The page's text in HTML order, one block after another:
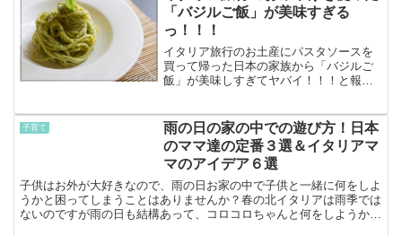
「バジルご飯」が美味すぎる
っ！！！
イタリア旅行のお土産にパスタソースを
買って帰った日本の家族から「バジルご
飯」が美味しすぎてヤバイ！！！と報告
でもらったり、買っても冷蔵庫で残って
しまいがちの「...
子育て
雨の日の家の中での遊び方！日本
のママ達の定番３選＆イタリアマ
マのアイデア６選
子供はお外が大好きなので、雨の日お家の中で子供と一緒に何をしよ
うかと困ってしまうことはありませんか？春の北イタリアは雨季では
ないのですが雨の日も結構あって、コロコロちゃんと何をしようか困